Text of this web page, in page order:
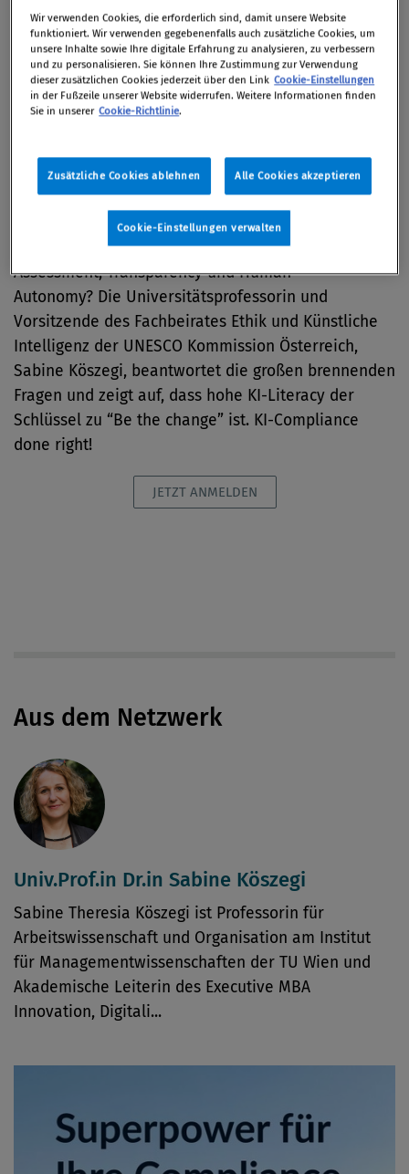
26. September 2024 / Compliance Solutions Day
2024
sie reguliert? Mit dem im Mai beschlossenen AI Act
tritt schon bald die global erste Regulierung ihrer
Art in Kraft. Aber was genau wird reguliert? Welche
Rolle spielen hier Ethikrichtlinien, Human Rights
Assessment, Transparency und Human
Autonomy? Die Universitätsprofessorin und
Vorsitzende des Fachbeirates Ethik und Künstliche
Intelligenz der UNESCO Kommission Österreich,
Sabine Köszegi, beantwortet die großen brennenden
Fragen und zeigt auf, dass hohe KI-Literacy der
Schlüssel zu “Be the change” ist. KI-Compliance
done right!
JETZT ANMELDEN
Aus dem Netzwerk
Univ.Prof.in Dr.in Sabine Köszegi
Sabine Theresia Köszegi ist Professorin für
Arbeitswissenschaft und Organisation am Institut
für Managementwissenschaften der TU Wien und
Akademische Leiterin des Executive MBA
Innovation, Digitali...
Wir verwenden Cookies, die erforderlich sind, damit unsere Website
funktioniert. Wir verwenden gegebenenfalls auch zusätzliche Cookies, um
unsere Inhalte sowie Ihre digitale Erfahrung zu analysieren, zu verbessern
und zu personalisieren. Sie können Ihre Zustimmung zur Verwendung
dieser zusätzlichen Cookies jederzeit über den Link Cookie-Einstellungen
in der Fußzeile unserer Website widerrufen. Weitere Informationen finden
Sie in unserer Cookie-Richtlinie.
Zusätzliche Cookies ablehnen Alle Cookies akzeptieren
Cookie-Einstellungen verwalten